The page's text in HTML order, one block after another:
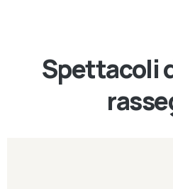
Spettacoli